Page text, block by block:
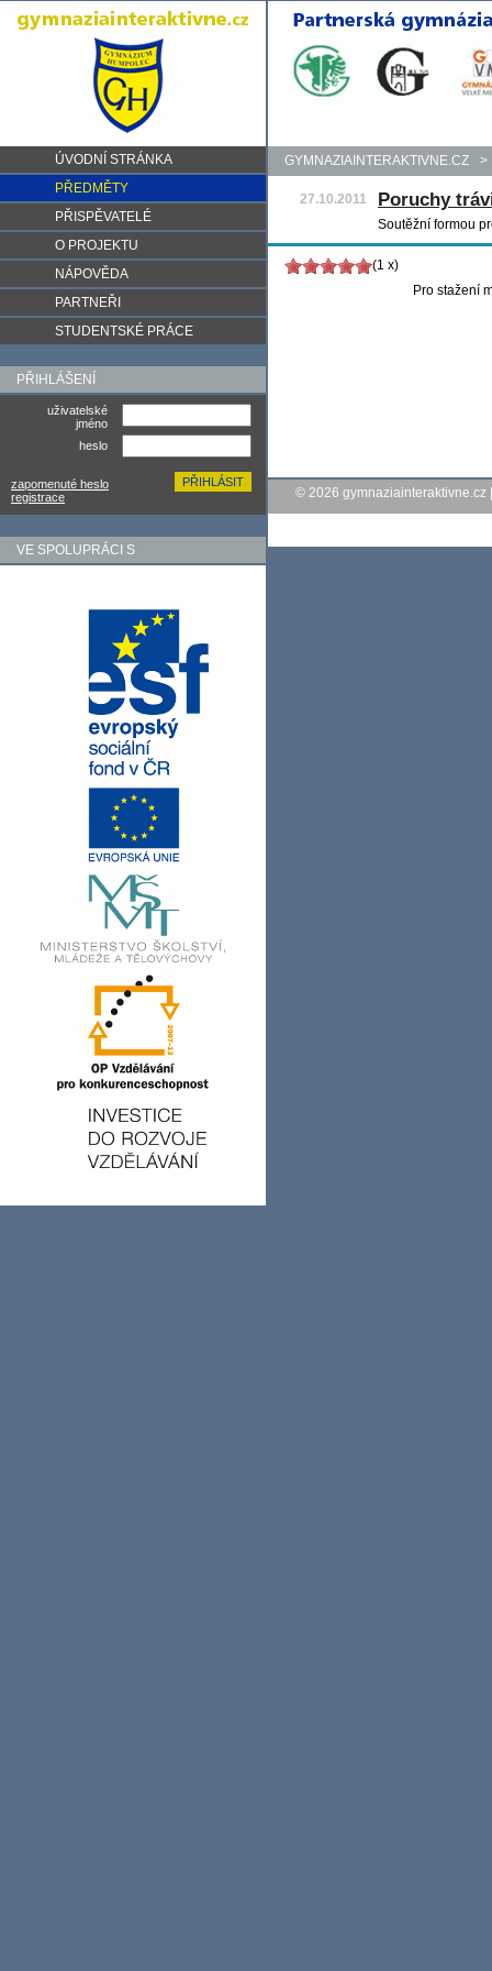
ÚVODNÍ STRÁNKA
PŘEDMĚTY
PŘISPĚVATELÉ
O PROJEKTU
NÁPOVĚDA
PARTNEŘI
STUDENTSKÉ PRÁCE
PŘIHLÁŠENÍ
uživatelské
jméno
heslo
zapomenuté heslo
registrace
VE SPOLUPRÁCI S
GYMNAZIAINTERAKTIVNE.CZ >
27.10.2011 Poruchy
Soutěžní formou
(1 x)
Pro stažení
© 2026 gymnaziainteraktivne.cz